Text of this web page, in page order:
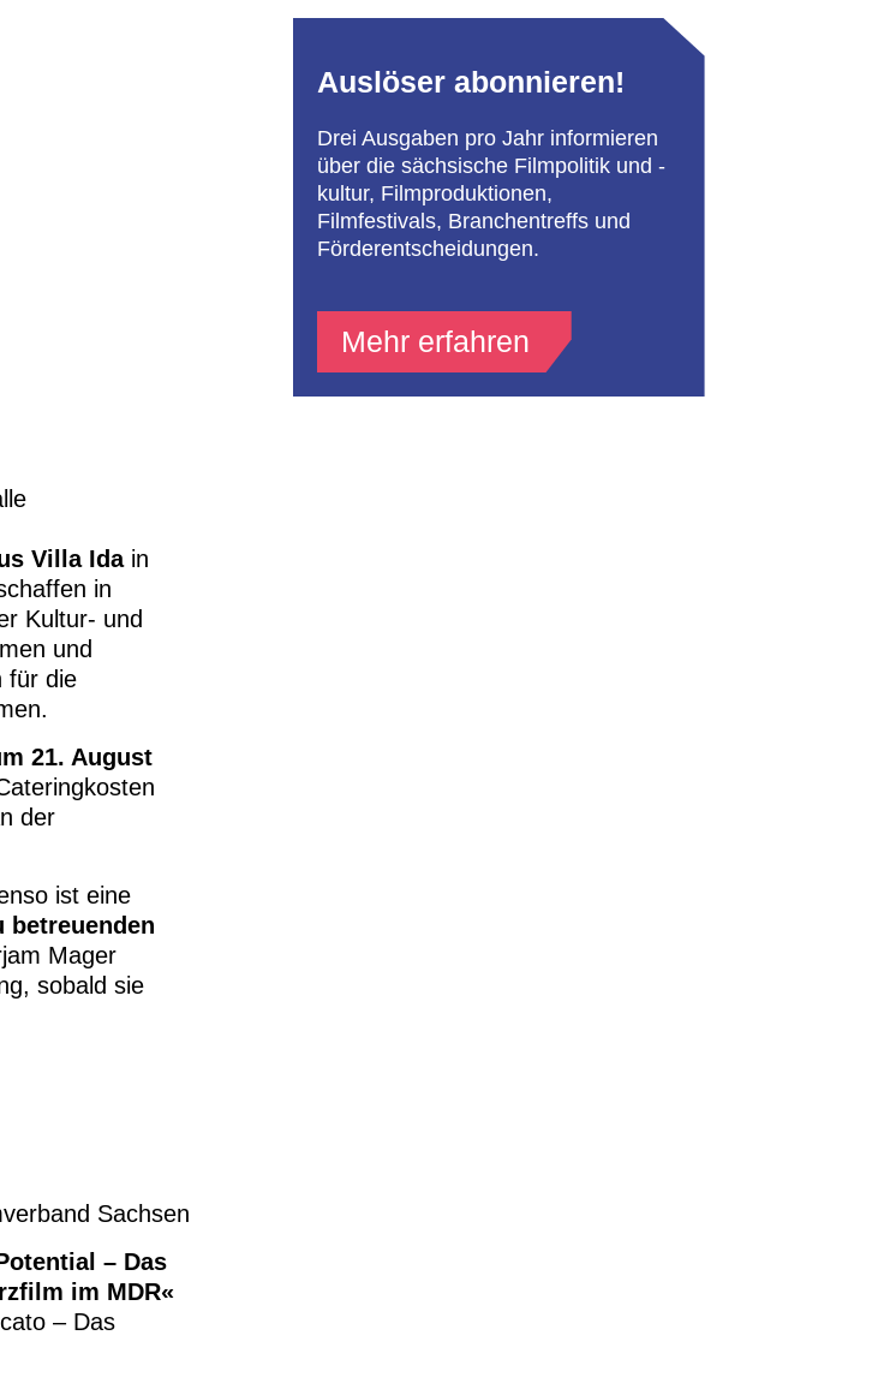
Villa Idain
in
Kultur- und
und
für die
21. August
der
ist eine
betreuenden
Mager
sobald sie
Sachsen
– Das
im MDR«
– Das
Auslöser abonnieren!
Drei Ausgaben pro Jahr informieren
über die sächsische Filmpolitik und -
kultur, Filmproduktionen,
Filmfestivals, Branchentreffs und
Förderentscheidungen.
Mehr erfahren